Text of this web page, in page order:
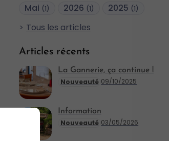
Mai (1) 2026 (1) 2025 (1)
Tous les articles
Articles récents
Nouveauté 09/10/2025
La Gannerie, ça continue !
Nouveauté 03/05/2026
Information